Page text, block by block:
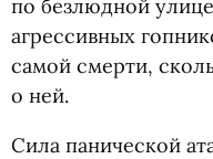
по безлюдной
агрессивных
самой смерти,
о ней.
Сила панической